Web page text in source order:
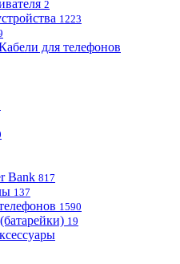
2
1223
для телефонов
Bank 817
137
1590
19